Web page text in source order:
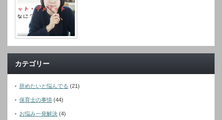
カテゴリー
辞めたいと悩んでる (21)
保育士の事情 (44)
お悩み一発解決 (4)